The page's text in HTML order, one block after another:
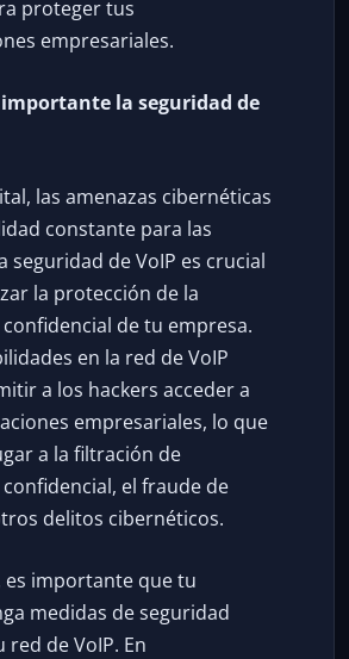
proteger tus
empresariales.
importante la seguridad de
las amenazas cibernéticas
constante para las
seguridad de VoIP es crucial
la protección de la
de tu empresa.
en la red de VoIP
a los hackers acceder a
empresariales, lo que
a la filtración de
el fraude de
delitos cibernéticos.
es importante que tu
medidas de seguridad
red de VoIP. En